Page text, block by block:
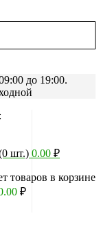
до 19:00.
шт.) 0.00 ₽
товаров в корзине
₽